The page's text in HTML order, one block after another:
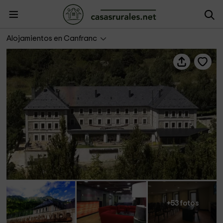
Alojamientos en Canfranc
Hotel Santa Cristina Petit Spa
+53 fotos